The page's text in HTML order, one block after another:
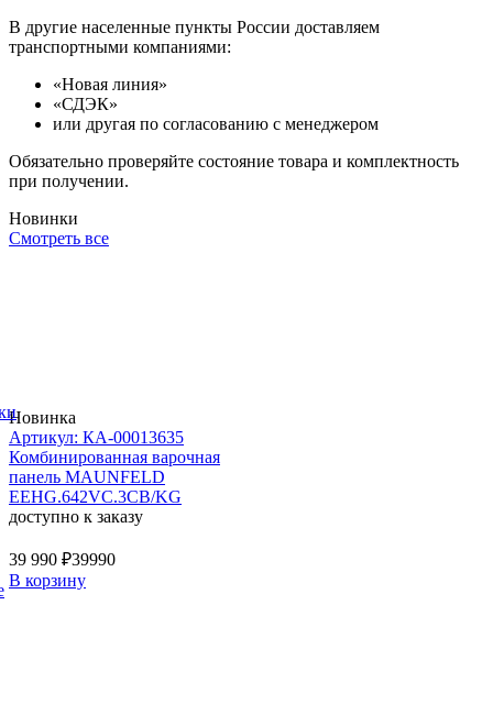
В другие населенные пункты России доставляем
транспортными компаниями:
«Новая линия»
«СДЭК»
или другая по согласованию с менеджером
Обязательно проверяйте состояние товара и комплектность
при получении.
Новинки
Смотреть все
Новинка
Артикул: КА-00013635
Комбинированная варочная
панель MAUNFELD
EEHG.642VC.3CB/KG
доступно к заказу
39 990 ₽39990
В корзину